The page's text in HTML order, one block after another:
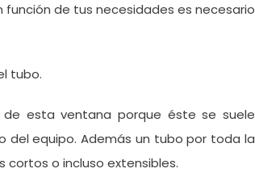
de tus necesidades es necesario
tubo.
esta ventana porque éste se suele
del equipo. Además un tubo por toda la
o incluso extensibles.